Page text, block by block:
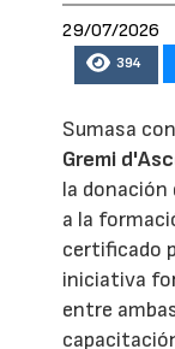
29/07/2026
394
Sumasa
Gremi
la
a la
certificado
iniciativa
entre